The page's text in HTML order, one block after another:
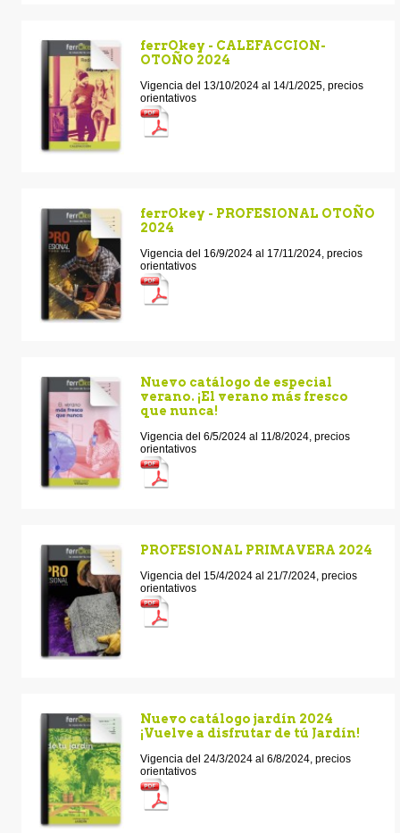
ferrOkey - CALEFACCION-
OTOÑO 2024
Vigencia del 13/10/2024 al 14/1/2025, precios
orientativos
ferrOkey - PROFESIONAL OTOÑO
2024
Vigencia del 16/9/2024 al 17/11/2024, precios
orientativos
Nuevo catálogo de especial
verano. ¡El verano más fresco
que nunca!
Vigencia del 6/5/2024 al 11/8/2024, precios
orientativos
PROFESIONAL PRIMAVERA 2024
Vigencia del 15/4/2024 al 21/7/2024, precios
orientativos
Nuevo catálogo jardín 2024
¡Vuelve a disfrutar de tú Jardín!
Vigencia del 24/3/2024 al 6/8/2024, precios
orientativos